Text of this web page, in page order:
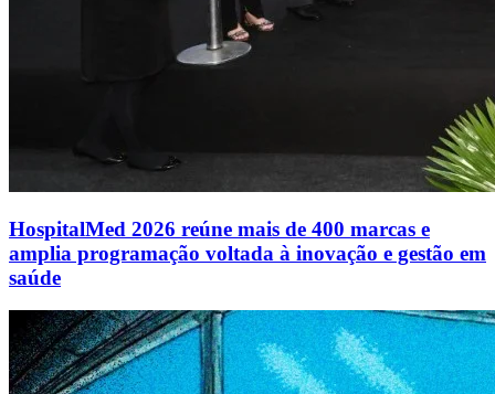
HospitalMed 2026 reúne mais de 400 marcas e
amplia programação voltada à inovação e gestão em
saúde